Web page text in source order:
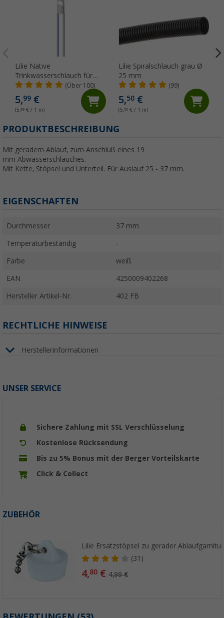
Lilie Native
Trinkwasserschlauch für
Kaltwasser 10x15 mm
(Meterware)
(Über 100)
5,99 €
(5,99 € / 1 m)
Lilie Spiralschlauch grau Ø
25 mm
(99)
5,50€
(5,50€ / 1 m)
PRODUKTBESCHREIBUNG
Mit geradem Ablauf, zum Anschluß eines 19
mm Abwasserschlauches.
Mit Kette, Stöpsel und Unterteil. Für Auslauf 25 - 37 mm.
EIGENSCHAFTEN
Durchmesser 37 mm
Temperaturbeständig -
Farbe weiß
EAN 4250009402268
Hersteller Artikel-Nr. 402 FB
RECHTLICHE HINWEISE
Herstellerinformationen
UNSER SERVICE
Sichere Zahlung mit SSL Verschlüsselung
Kostenlose Rücksendung
Bis zu 5% Bonus mit der Berger Vorteilskarte
Click & Collect
ZUBEHÖR
Lilie Ersatzstöpsel zu gerader
(31)
4,80 €4,99 €